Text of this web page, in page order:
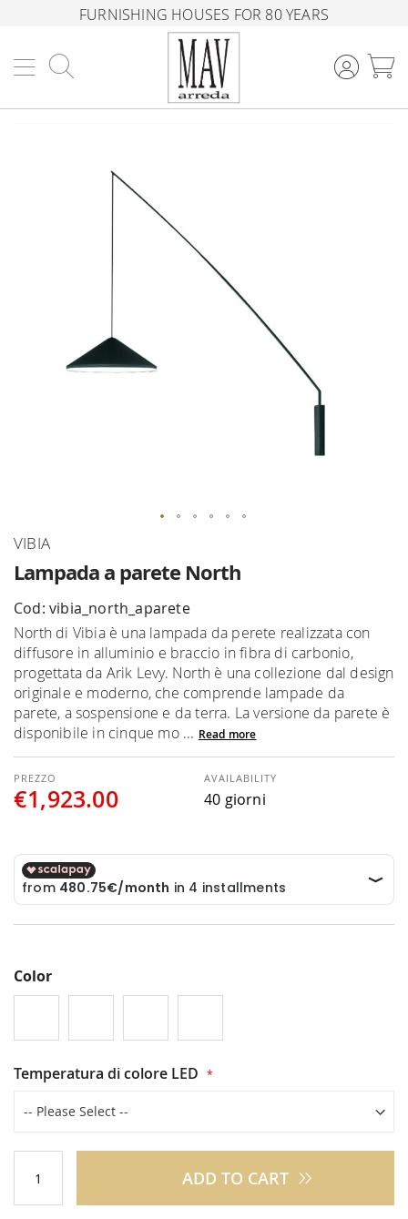
FURNISHING HOUSES FOR 80 YEARS
Lampada a parete North
VIBIA
Cod: vibia_north_aparete
North di Vibia è una lampada da perete realizzata con
diffusore in alluminio e braccio in fibra di carbonio,
progettata da Arik Levy. North è una collezione dal design
originale e moderno, che comprende lampade da
parete, a sospensione e da terra. La versione da parete è
disponibile in cinque mo ... Read more
€1,923.00
AVAILABILITY
40 giorni
Color
Temperatura di colore LED
ADD TO CART
Skip
the
beginning
of
the
images
gallery